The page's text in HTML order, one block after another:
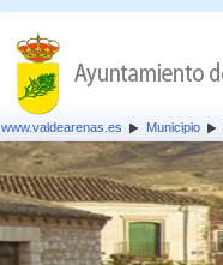
www.valdearenas.es Municipio